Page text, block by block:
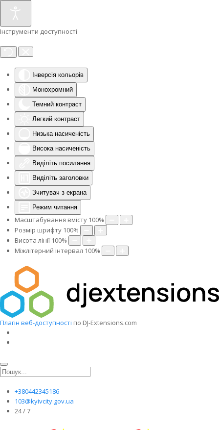
Інструменти доступності
Інверсія кольорів
Монохромний
Темний контраст
Легкий контраст
Низька насиченість
Висока насиченість
Виділіть посилання
Виділіть заголовки
Зчитувач з екрана
Режим читання
Масштабування вмісту 100%
Розмір шрифту 100%
Висота лінії 100%
Міжлітерний інтервал 100%
Плагін веб-доступності по DJ-Extensions.com
+380442345186
103@kyivcity.gov.ua
24 / 7